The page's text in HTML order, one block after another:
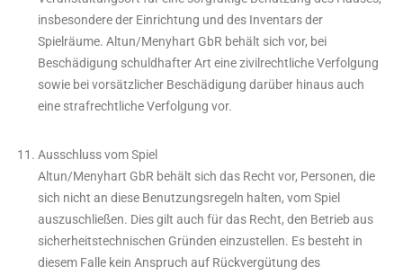
insbesondere der Einrichtung und des Inventars der
Spielräume. Altun/Menyhart GbR behält sich vor, bei
Beschädigung schuldhafter Art eine zivilrechtliche Verfolgung
sowie bei vorsätzlicher Beschädigung darüber hinaus auch
eine strafrechtliche Verfolgung vor.
Ausschluss vom Spiel
Altun/Menyhart GbR behält sich das Recht vor, Personen, die
sich nicht an diese Benutzungsregeln halten, vom Spiel
auszuschließen. Dies gilt auch für das Recht, den Betrieb aus
sicherheitstechnischen Gründen einzustellen. Es besteht in
diesem Falle kein Anspruch auf Rückvergütung des